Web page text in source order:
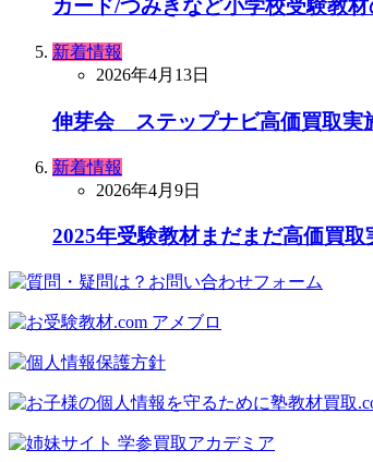
カード/つみきなど小学校受験教
新着情報
2026年4月13日
伸芽会 ステップナビ高価買取実
新着情報
2026年4月9日
2025年受験教材まだまだ高価買